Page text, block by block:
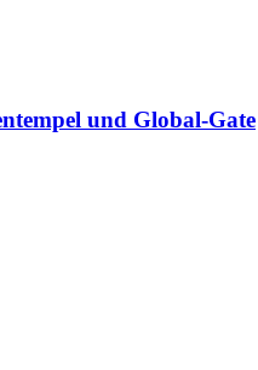
und Global-Gate